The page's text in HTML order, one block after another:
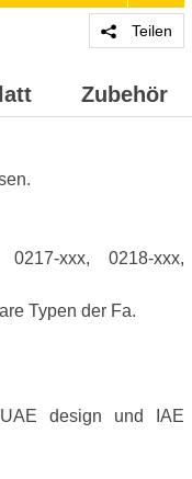
Teilen
Zubehör
xxx, 0218-xxx,
Typen der Fa.
design und IAE